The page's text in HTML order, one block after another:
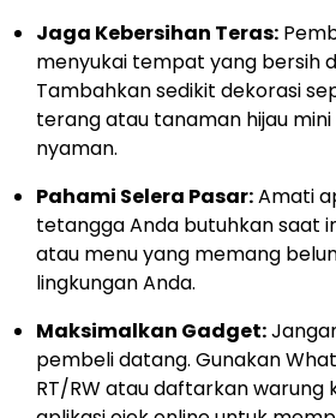
Jaga Kebersihan Teras:
menyukai tempat yang bersih
Tambahkan sedikit dekorasi
terang atau tanaman hijau
nyaman.
Pahami Selera Pasar:Amati
tetangga Anda butuhkan saat
atau menu yang memang
lingkungan Anda.
Maksimalkan Gadget:
pembeli datang. Gunakan
RT/RW atau daftarkan warung